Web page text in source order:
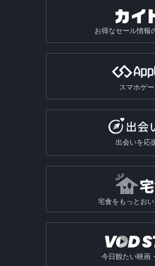
お得なセール情報
スマホゲ
出会いを応
宅食をもっとお
今日観たい映画